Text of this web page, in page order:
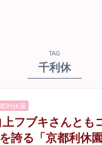
TAG
千利休
利休園
フブキさんとも
誇る「京都利休